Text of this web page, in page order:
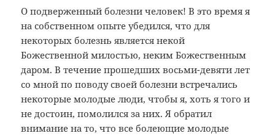
О подверженный болезни человек! В это время я
на собственном опыте убедился, что для
некоторых болезнь является некой
Божественной милостью, неким Божественным
даром. В течение прошедших восьми-девяти лет
со мной по поводу своей болезни встречались
некоторые молодые люди, чтобы я, хоть я того и
не достоин, помолился за них. Я обратил
внимание на то, что все болеющие молодые